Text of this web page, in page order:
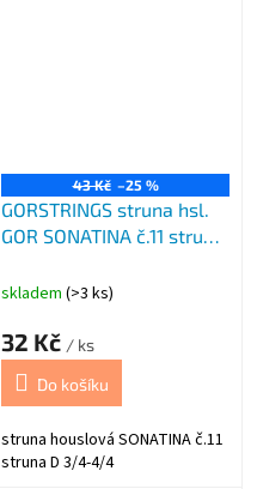
43 Kč –25 %
GORSTRINGS struna hsl.
GOR SONATINA č.11 struna
skladem (>3 ks)
32 Kč / ks
Do košíku
struna houslová SONATINA č.11
struna D 3/4-4/4